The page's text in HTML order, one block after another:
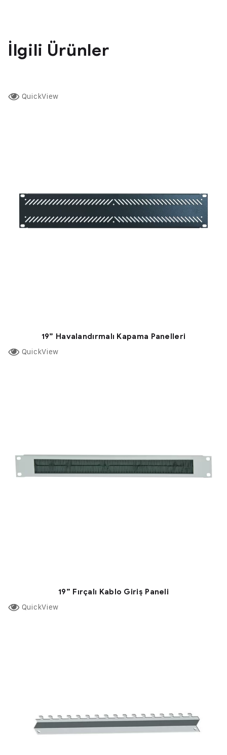
İlgili Ürünler
QuickView
19” Havalandırmalı Kapama Panelleri
QuickView
19” Fırçalı Kablo Giriş Paneli
QuickView